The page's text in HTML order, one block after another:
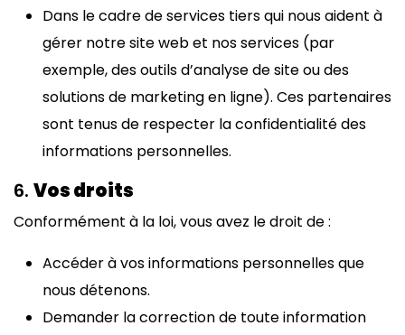
Dans le cadre de services tiers qui nous aident à
gérer notre site web et nos services (par
exemple, des outils d’analyse de site ou des
solutions de marketing en ligne). Ces partenaires
sont tenus de respecter la confidentialité des
informations personnelles.
6. Vos droits
Conformément à la loi, vous avez le droit de :
Accéder à vos informations personnelles que
nous détenons.
Demander la correction de toute information